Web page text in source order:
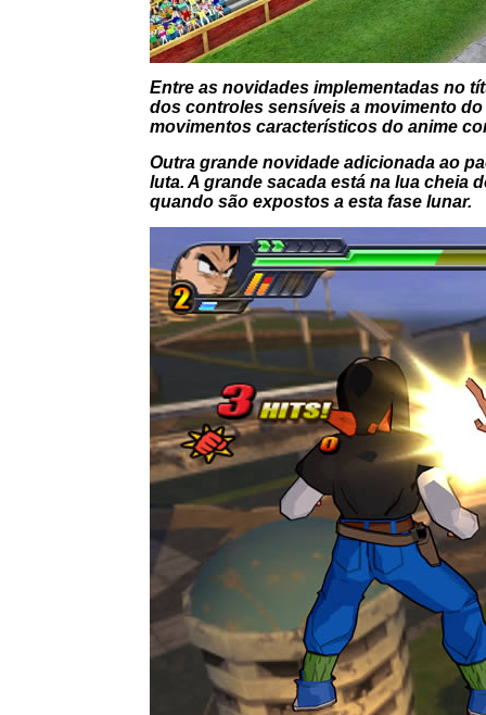
Entre as novidades implementadas no
dos controles sensíveis a movimento
movimentos característicos do anime
Outra grande novidade adicionada ao
luta. A grande sacada está na lua cheia
quando são expostos a esta fase lunar.